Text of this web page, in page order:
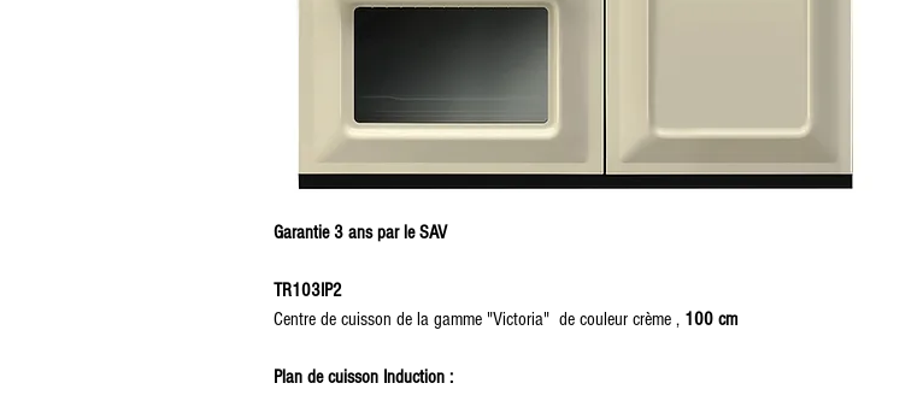
Garantie 3 ans par le SAV
TR103IP2
Centre de cuisson de la gamme "Victoria" de couleur crème , 100 cm
Plan de cuisson Induction :